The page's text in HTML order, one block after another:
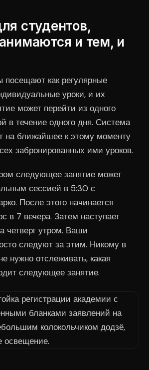
студентов,
и тем, и
посещают как регулярные
уроки, и их
может перейти из одного
в течение одного дня. Система
на ближайшее к этому моменту
забронированных ими уроков.
следующее занятие может
сессией в 5:30 с
После этого начинается
в 7 вечера. Затем наступает
четверг утром. Ваши
следуют за этим. Никому в
нужно отслеживать, какая
следующее занятие.